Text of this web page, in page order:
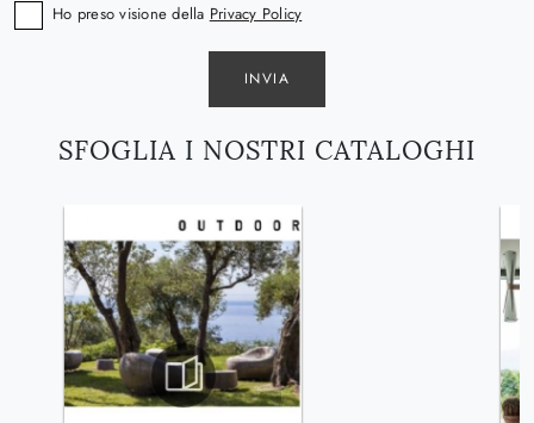
SFOGLIA I NOSTRI CATALOGHI
Ho preso visione della Privacy Policy
INVIA